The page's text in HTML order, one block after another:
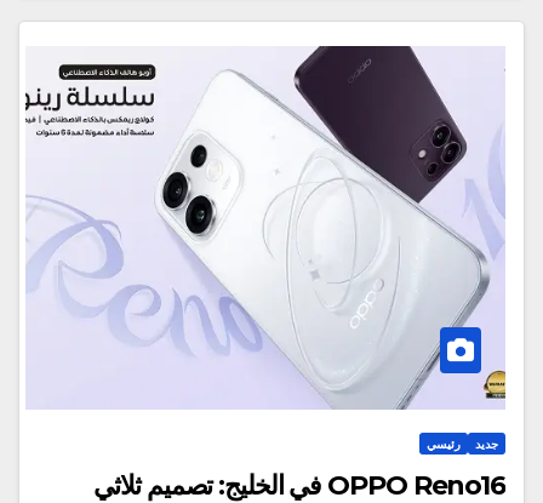
جديد رئيسي
OPPO Reno16 في الخليج: تصميم ثلاثي